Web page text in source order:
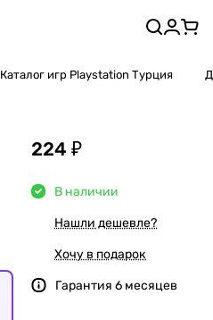
Каталог игр Playstation Турция
224 ₽
В наличии
Нашли дешевле?
Хочу в подарок
Гарантия 6 месяцев